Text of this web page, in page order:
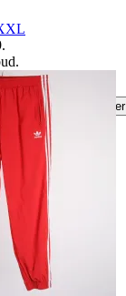
företag.
Läs mer
Sverige
.
.